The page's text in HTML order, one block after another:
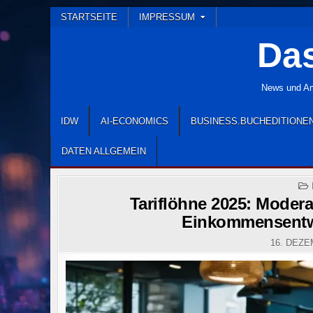
to
content
STARTSEITE IMPRESSUM
News und
IDW AI-ECONOMICS
DATEN ALLGEMEIN
Tariflöhne 2025:
16.